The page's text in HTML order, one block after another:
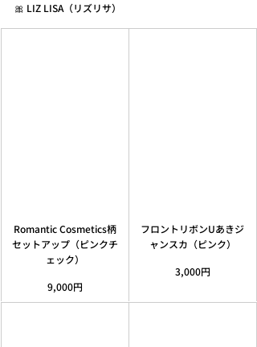
🎀 LIZ LISA（リズリサ）
Romantic Cosmetics柄
セットアップ（ピンクチ
ェック）
9,000円
フロントリボンUあきジ
ャンスカ（ピンク）
3,000円